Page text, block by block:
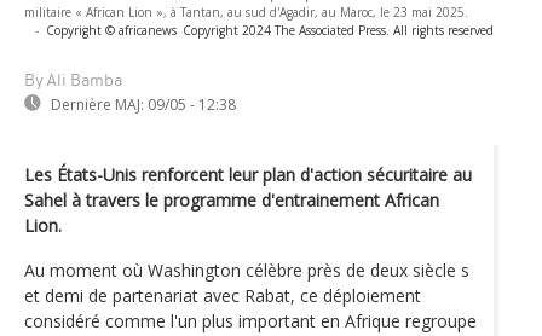
militaire « African Lion », à Tantan, au sud d'Agadir, au Maroc, le 23 mai 2025.
- Copyright © africanews Copyright 2024 The Associated Press. All rights reserved
By Ali Bamba
Dernière MAJ: 09/05 - 12:38
Les États-Unis renforcent leur plan d'action sécuritaire au
Sahel à travers le programme d'entrainement African
Lion.
Au moment où Washington célèbre près de deux siècle s
et demi de partenariat avec Rabat, ce déploiement
considéré comme l'un plus important en Afrique regroupe